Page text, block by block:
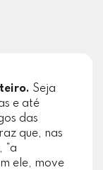
Seja
e até
das
que, nas
“a
ele, move